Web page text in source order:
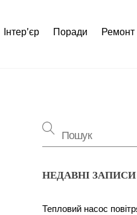
Інтер’єр Поради Ремонт
НЕДАВНІ ЗАПИСИ
Тепловий насос